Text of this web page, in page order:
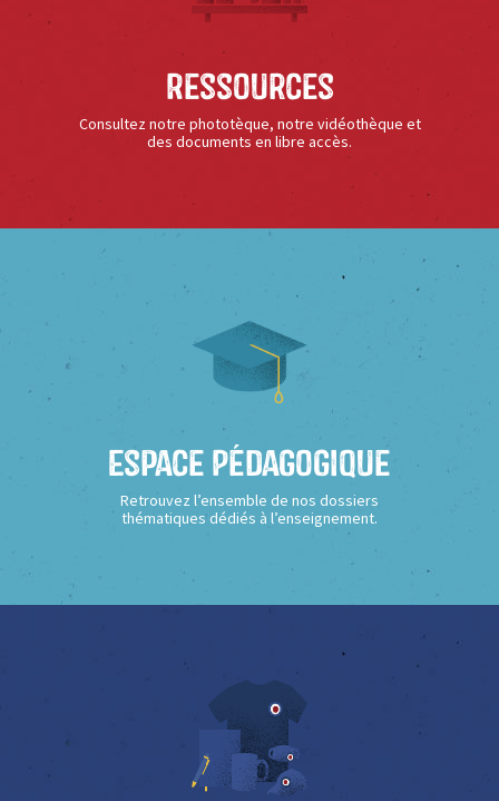
Ressources
Consultez notre phototèque, notre vidéothèque et
des documents en libre accès.
Espace Pédagogique
Retrouvez l’ensemble de nos dossiers
thématiques dédiés à l’enseignement.